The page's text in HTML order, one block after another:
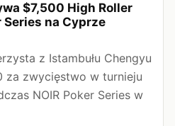
$7,500 High Roller
Series na Cyprze
z Istambułu Chengyu
za zwycięstwo w turnieju
NOIR Poker Series w